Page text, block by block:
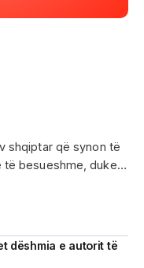
shqiptar që synon të
besueshme, duke
punës sonë janë
denoncimet
jetën e
dëshmia e autorit të